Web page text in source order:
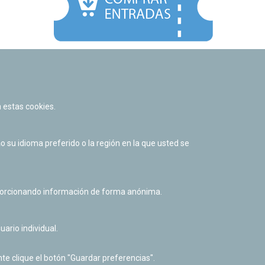
Política de cookies
Derecho de acceso a información pública
cookies.
su idioma preferido o la región en la que usted se
información de forma anónima.
individual.
clique el botón "Guardar preferencias".